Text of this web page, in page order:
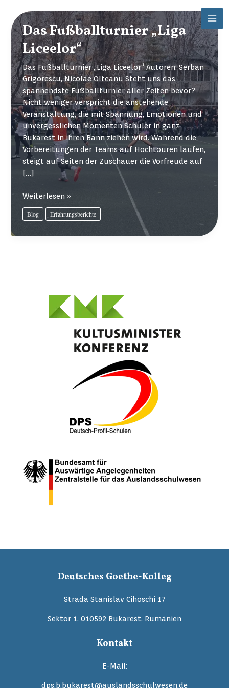
Inhalt
springenDas Fußballturnier „Liga
Liceelor“
Das Fußballturnier „Liga Liceelor“ Autoren: Serban
Grigorescu, Nicolae Olteanu Steht uns das
spannendste Fußballturnier aller Zeiten bevor?
Nicht weniger verspricht die anstehende
Veranstaltung, die mit Spannung, Emotionen und
unvergesslichen Momenten Schüler in ganz
Bukarest in ihren Bann ziehen wird. Während die
Vorbereitungen der Teams auf Hochtouren laufen,
steigt auf Seiten der Zuschauer die Vorfreude auf
[…]
Das
Fußballturnier
„Liga
Weiterlesen »
Blog Erfahrungsberichte
Deutsches Goethe-Kolleg
Strada Stanislav Cihoschi 17
Sektor 1, 010592 Bukarest, Rumänien
Kontakt
E-Mail:
dps.b.bukarest@auslandsschulwesen.de